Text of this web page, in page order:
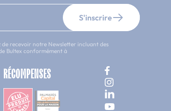
S'inscrire
de recevoir notre Newsletter incluant des
Bultex conformément à
RÉCOMPENSES